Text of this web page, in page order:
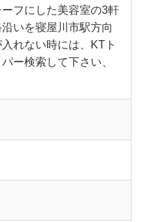
フにした美容室の3軒
いを寝屋川市駅方向
れない時には、KTト
ー検索して下さい、